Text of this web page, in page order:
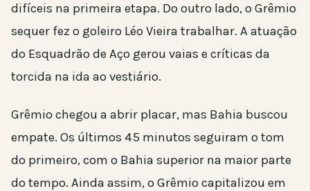
difíceis na primeira etapa. Do outro lado, o Grêmio
sequer fez o goleiro Léo Vieira trabalhar. A atuação
do Esquadrão de Aço gerou vaias e críticas da
torcida na ida ao vestiário.
Grêmio chegou a abrir placar, mas Bahia buscou
empate. Os últimos 45 minutos seguiram o tom
do primeiro, com o Bahia superior na maior parte
do tempo. Ainda assim, o Grêmio capitalizou em